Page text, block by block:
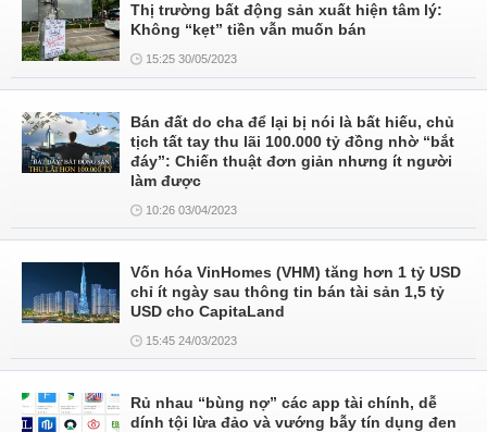
Thị trường bất động sản xuất hiện tâm lý:
Không “kẹt” tiền vẫn muốn bán
15:25 30/05/2023
Bán đất do cha để lại bị nói là bất hiếu, chủ
tịch tất tay thu lãi 100.000 tỷ đồng nhờ “bắt
đáy”: Chiến thuật đơn giản nhưng ít người
làm được
10:26 03/04/2023
Vốn hóa VinHomes (VHM) tăng hơn 1 tỷ USD
chỉ ít ngày sau thông tin bán tài sản 1,5 tỷ
USD cho CapitaLand
15:45 24/03/2023
Rủ nhau “bùng nợ” các app tài chính, dễ
dính tội lừa đảo và vướng bẫy tín dụng đen